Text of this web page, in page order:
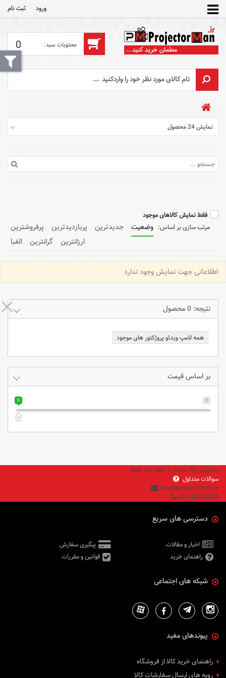
ورود ثبت‌ نام
0
نمایش 24 محصول
فقط نمایش کالاهای موجود
وضعیت جدیدترین پربازدیدترین
پرفروشترین
ارزانترین
گرانترین الفبا
اطلاعاتی جهت نمایش وجود ندارد
نتیجه: 0 محصول
همه لامپ ویدئو پروژکتور های موجود
بر اساس قیمت
0
0
پشتیبانی 24 ساعته در تمام ایام هفته
سوالات متداول
info@projectorman.ir
021-88226624
دسترسی های سریع
اخبار و مقالات
پیگیری سفارش
راهنمای خرید
قوانین و مقررات
شبکه های اجتماعی
پیوندهای مفید
راهنمای خرید کالا از فروشگاه
رویه های ارسال سفارشات کالا